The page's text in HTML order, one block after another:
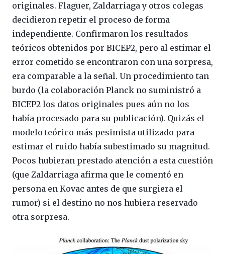
originales. Flaguer, Zaldarriaga y otros colegas
decidieron repetir el proceso de forma
independiente. Confirmaron los resultados
teóricos obtenidos por BICEP2, pero al estimar el
error cometido se encontraron con una sorpresa,
era comparable a la señal. Un procedimiento tan
burdo (la colaboración Planck no suministró a
BICEP2 los datos originales pues aún no los
había procesado para su publicación). Quizás el
modelo teórico más pesimista utilizado para
estimar el ruido había subestimado su magnitud.
Pocos hubieran prestado atención a esta cuestión
(que Zaldarriaga afirma que le comentó en
persona en Kovac antes de que surgiera el
rumor) si el destino no nos hubiera reservado
otra sorpresa.